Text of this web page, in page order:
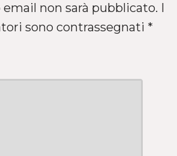
non sarà pubblicato. I
sono contrassegnati *